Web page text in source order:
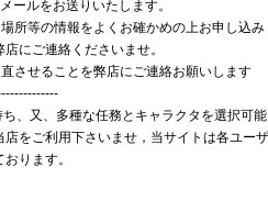
ールをお送りいたします。
所等の情報をよくお確かめの上お申し込み
にご連絡くださいませ。
させることを弊店にご連絡お願いします
、又、多種な任務とキャラクタを選択可能
をご利用下さいませ，当サイトは各ユーザ
ります。